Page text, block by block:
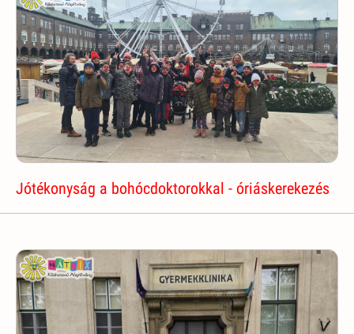
Jótékonyság a bohócdoktorokkal - óriáskerekezés